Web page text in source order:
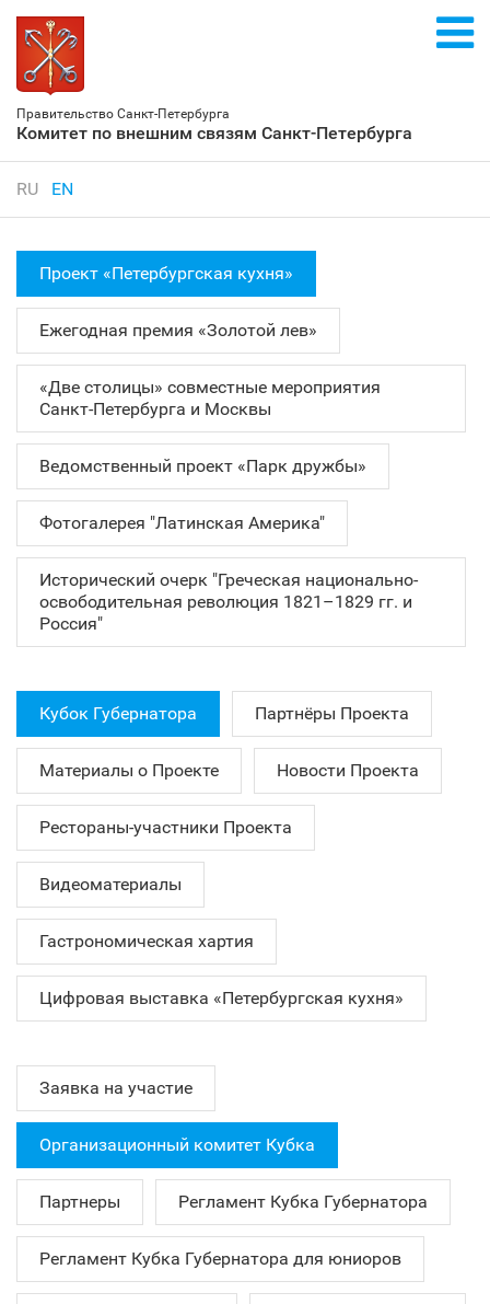
Правительство Санкт‑Петербурга
Комитет по внешним связям Санкт‑Петербурга
RU EN
Проект «Петербургская кухня»
Ежегодная премия «Золотой лев»
«Две столицы» совместные мероприятия
Санкт‑Петербурга и Москвы
Ведомственный проект «Парк дружбы»
Фотогалерея "Латинская Америка"
Исторический очерк "Греческая национально-
освободительная революция 1821–1829 гг. и
Россия"
Кубок Губернатора Партнёры Проекта
Материалы о Проекте Новости Проекта
Рестораны-участники Проекта
Видеоматериалы
Гастрономическая хартия
Цифровая выставка «Петербургская кухня»
Заявка на участие
Организационный комитет Кубка
Партнеры Регламент Кубка Губернатора
Регламент Кубка Губернатора для юниоров